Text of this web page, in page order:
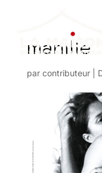
manille
par contributeur|